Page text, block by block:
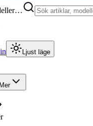
Ljust läge
Mer